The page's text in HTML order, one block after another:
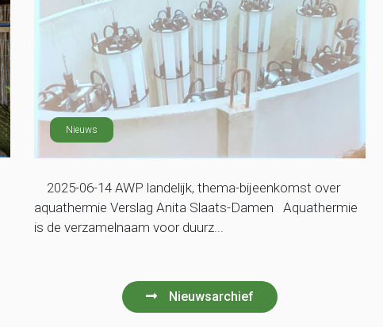
Nieuws
2025-06-14 AWP landelijk, thema-bijeenkomst over
aquathermie Verslag Anita Slaats-Damen Aquathermie
is de verzamelnaam voor duurz...
Nieuwsarchief